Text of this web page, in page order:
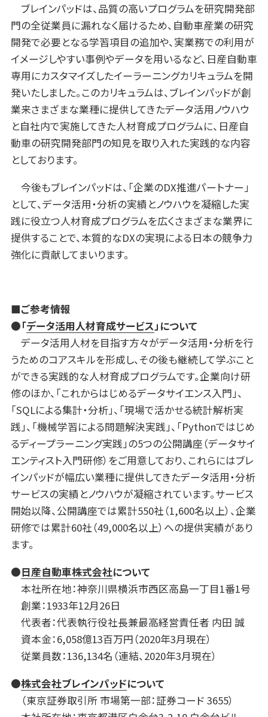
ブレインパッドは、品質の高いプログラムを研究開発部
門の全従業員に漏れなく届けるため、自動車産業の研究
開発で必要となる学習項目の追加や、実業務での利用が
イメージしやすい事例やデータを用いるなど、日産自動車
専用にカスタマイズしたイーラーニングカリキュラムを開
発いたしました。このカリキュラムは、ブレインパッドが創
業来さまざまな業種に提供してきたデータ活用ノウハウ
と自社内で実施してきた人材育成プログラムに、日産自
動車の研究開発部門の知見を取り入れた実践的な内容
としております。
今後もブレインパッドは、「企業のDX推進パートナー」
として、データ活用・分析の実績とノウハウを凝縮した実
践に役立つ人材育成プログラムを広くさまざまな業界に
提供することで、本質的なDXの実現による日本の競争力
強化に貢献してまいります。
■ご参考情報
●「データ活用人材育成サービス」について
データ活用人材を目指す方々がデータ活用・分析を行
うためのコアスキルを形成し、その後も継続して学ぶこと
ができる実践的な人材育成プログラムです。企業向け研
修のほか、「これからはじめるデータサイエンス入門」、
「SQLによる集計・分析」、「現場で活かせる統計解析実
践」、「機械学習による問題解決実践」、「Pythonではじめ
るディープラーニング実践」の5つの公開講座（データサイ
エンティスト入門研修）をご用意しており、これらにはブレ
インパッドが幅広い業種に提供してきたデータ活用・分析
サービスの実績とノウハウが凝縮されています。サービス
開始以降、公開講座では累計550社（1,600名以上）、企業
研修では累計60社（49,000名以上）への提供実績があり
ます。
●日産自動車株式会社について
本社所在地：神奈川県横浜市西区高島一丁目1番1号
創業：1933年12月26日
代表者：代表執行役社長兼最高経営責任者 内田 誠
資本金：6,058億13百万円（2020年3月現在）
従業員数：136,134名（連結、2020年3月現在）
●株式会社ブレインパッドについて
（東京証券取引所 市場第一部：証券コード 3655）